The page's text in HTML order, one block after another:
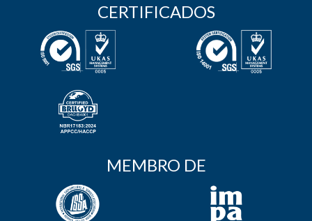
CERTIFICADOS
MEMBRO DE